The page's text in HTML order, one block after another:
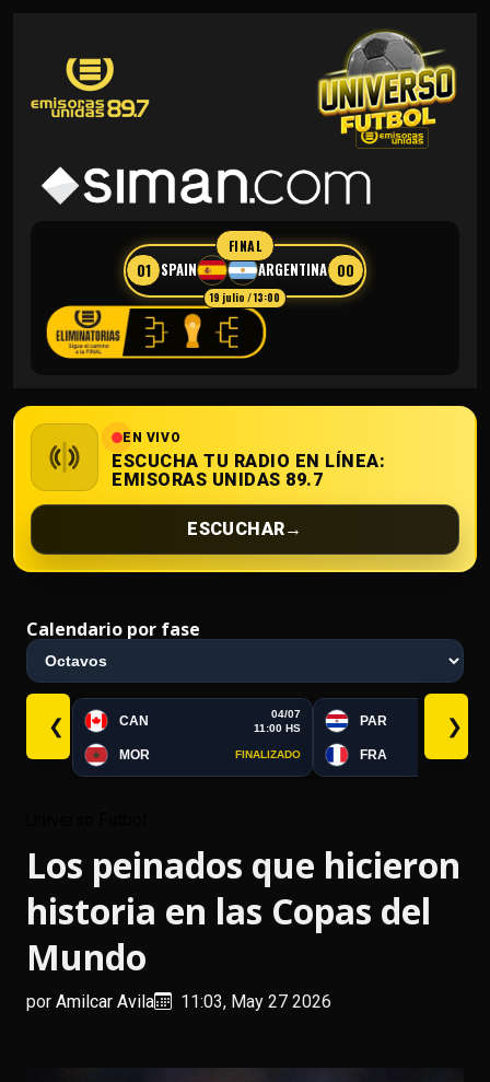
FINAL
01 SPAIN ARGENTINA 00
19 julio / 13:00
EN VIVO
ESCUCHA TU RADIO EN LÍNEA:
EMISORAS UNIDAS 89.7
ESCUCHAR→
Calendario por fase
❮ CAN
04/07
11:00 HS
MOR FINALIZADO
PAR
FRA
❯
Los peinados que hicieron
historia en las Copas del
Mundo
por Amilcar Avila 11:03, May 27 2026